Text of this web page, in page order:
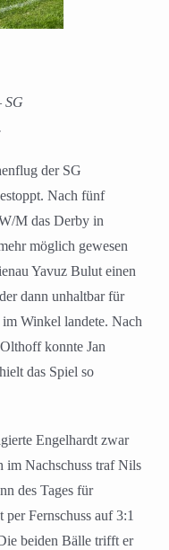
SG
der SG
Nach fünf
M das Derby in
möglich gewesen
Yavuz Bulut einen
dann unhaltbar für
Winkel landete. Nach
konnte Jan
das Spiel so
Engelhardt zwar
im Nachschuss traf Nils
des Tages für
Fernschuss auf 3:1
beiden Bälle trifft er